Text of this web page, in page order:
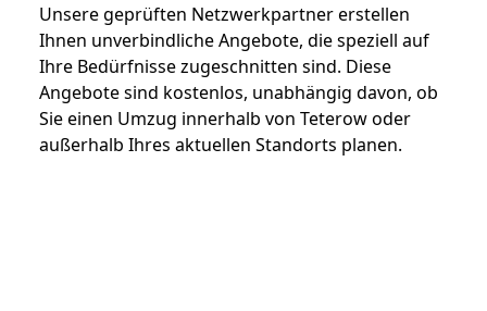
Unsere geprüften Netzwerkpartner erstellen
Ihnen unverbindliche Angebote, die speziell auf
Ihre Bedürfnisse zugeschnitten sind. Diese
Angebote sind kostenlos, unabhängig davon, ob
Sie einen Umzug innerhalb von Teterow oder
außerhalb Ihres aktuellen Standorts planen.